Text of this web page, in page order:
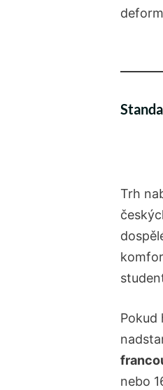
Trh
Pokud
nebo